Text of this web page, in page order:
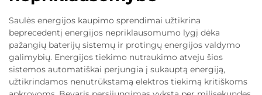
Saulės energijos kaupimo sprendimai užtikrina
beprecedentį energijos nepriklausomumo lygį dėka
pažangių baterijų sistemų ir protingų energijos valdymo
galimybių. Energijos tiekimo nutraukimo atveju šios
sistemos automatiškai perjungia į sukauptą energiją,
užtikrindamos nenutrūkstamą elektros tiekimą kritiškoms